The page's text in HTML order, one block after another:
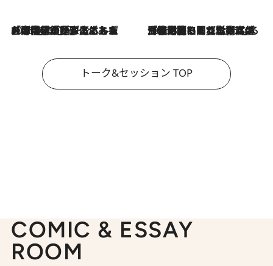
2026.8.3
「今後値上げがあるとすれば…」「リスクがあるのは今年の冬」エネルギー専門家が語る、ホルムズ海峡封鎖が家庭にもたらす“ある心配” 2026.8.3
「住宅建てられない…」「サーチャージ料の高値が続いている」ホルムズ海峡封鎖による影響はいつまで続く？《エネルギー専門家に聞く“どうなる日本の暮らし”》
トーク&セッション TOP
COMIC & ESSAY
ROOM